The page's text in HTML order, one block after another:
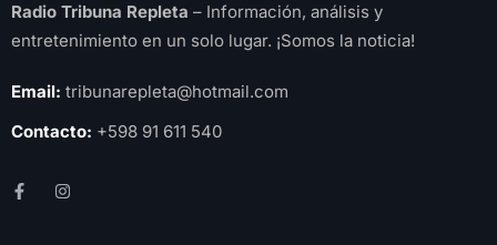
Radio Tribuna Repleta – Información, análisis y
entretenimiento en un solo lugar. ¡Somos la noticia!
Email: tribunarepleta@hotmail.com
Contacto: +598 91 611 540